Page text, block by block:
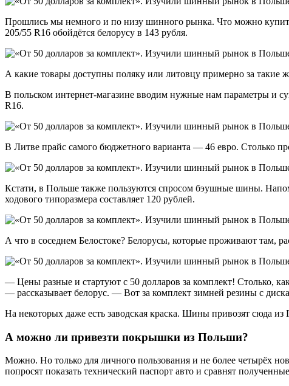
Прошлись мы немного и по низу шинного рынка. Что можно
205/55 R16 обойдётся белорусу в 143 рубля.
А какие товары доступны поляку или литовцу примерно за такие
В польском интернет-магазине вводим нужные нам параметры и
R16.
В Литве прайс самого бюджетного варианта — 46 евро. Столько
Кстати, в Польше также пользуются спросом бэушные шины.
ходового типоразмера составляет 120 рублей.
А что в соседнем Белостоке? Белорусы, которые проживают там,
— Цены разные и стартуют с 50 долларов за комплект! Столько,
— рассказывает белорус. — Вот за комплект зимней резины с
На некоторых даже есть заводская краска. Шины привозят сюда
А можно ли привезти покрышки из Польши?
Можно. Но только для личного пользования и не более четырёх
попросят показать технический паспорт авто и сравнят